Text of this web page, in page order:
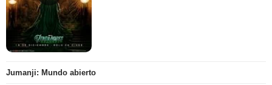
Jumanji: Mundo abierto